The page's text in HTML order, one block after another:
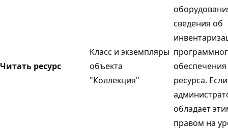
Читать ресурс
Класс и экземпляры
объекта
"Коллекция"
сведения об
обеспечения
ресурса. Если
обладает
правом на